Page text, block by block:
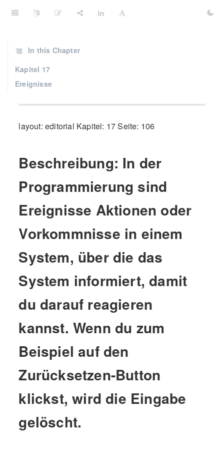
layout: editorial Kapitel: 17 Seite: 106
Beschreibung: In der
Programmierung sind
Ereignisse Aktionen oder
Vorkommnisse in einem
System, über die das
System informiert, damit
du darauf reagieren
kannst. Wenn du zum
Beispiel auf den
Zurücksetzen-Button
klickst, wird die Eingabe
gelöscht.
In this Chapter
Kapitel 17
Ereignisse